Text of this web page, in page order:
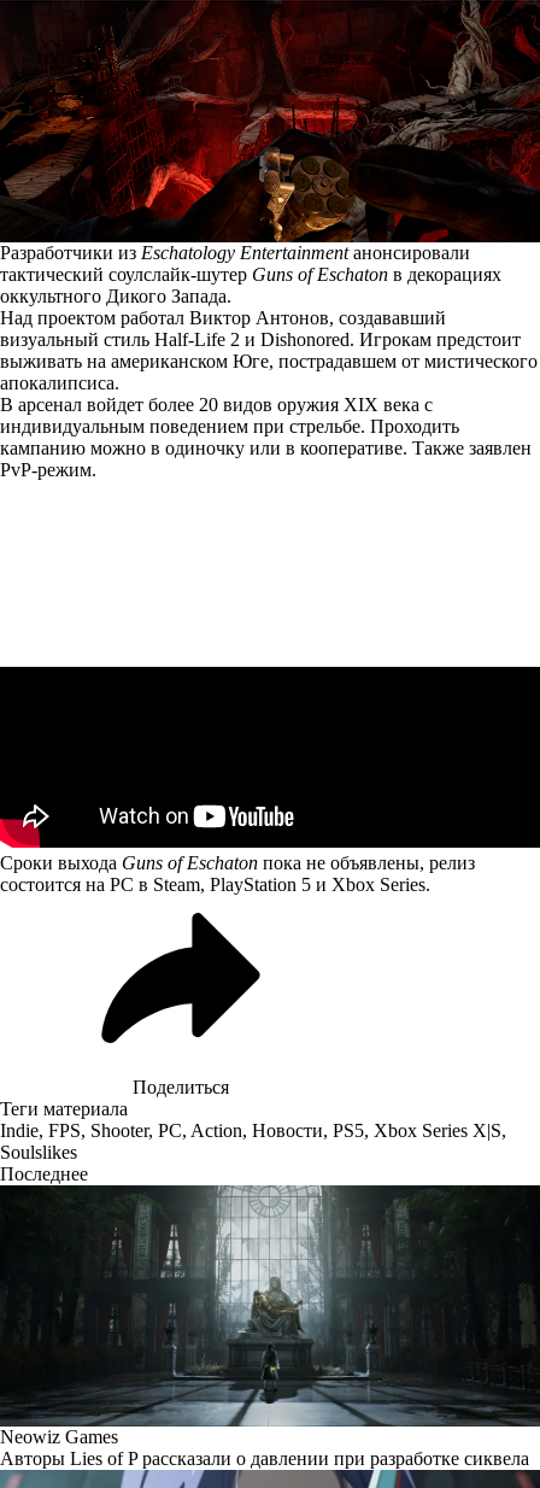
Разработчики из Eschatology Entertainmentанонсировали
тактический соулслайк-шутер Guns of Eschaton в декорациях
оккультного Дикого Запада.
Над проектом работал Виктор Антонов, создававший
визуальный стиль Half-Life 2 и Dishonored. Игрокам предстоит
выживать на американском Юге, пострадавшем от мистического
апокалипсиса.
В арсенал войдет более 20 видов оружия XIX века с
индивидуальным поведением при стрельбе. Проходить
кампанию можно в одиночку или в кооперативе. Также заявлен
PvP-режим.
Сроки выхода Guns of Eschaton пока не объявлены, релиз
состоится на PC в Steam, PlayStation 5 и Xbox Series.
Поделиться
Теги материала
Indie, FPS, Shooter, PC, Action, Новости, PS5, Xbox Series X|S,
Soulslikes
Последнее
Neowiz Games
Авторы Lies of P рассказали о давлении при разработке сиквела